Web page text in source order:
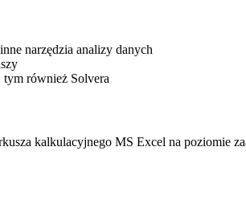
narzędzia analizy danych
również Solvera
kalkulacyjnego MS Excel na